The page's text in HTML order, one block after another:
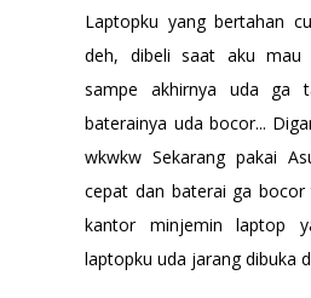
Laptopku yang bertahan
deh, dibeli saat aku mau
sampe akhirnya uda ga
baterainya uda bocor...
wkwkw Sekarang pakai
cepat dan baterai ga bocor
kantor minjemin laptop
laptopku uda jarang dibuka